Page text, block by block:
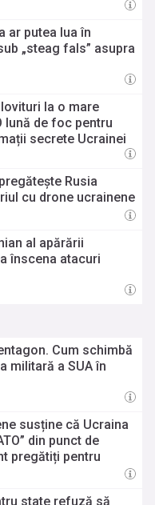
ar putea lua în
„steag fals” asupra
la o mare
lună de foc pentru
secrete Ucrainei
Rusia
cu drone ucrainene
al apărării
înscena atacuri
Cum schimbă
militară a SUA în
susține că Ucraina
din punct de
pregătiți pentru
state refuză să